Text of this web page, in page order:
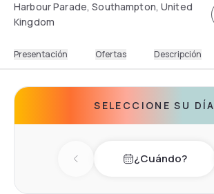
Harbour Parade, Southampton, United
Kingdom
Presentación Ofertas Descripción
SELECCIONE SU DÍA
Previous day¿Cuándo?